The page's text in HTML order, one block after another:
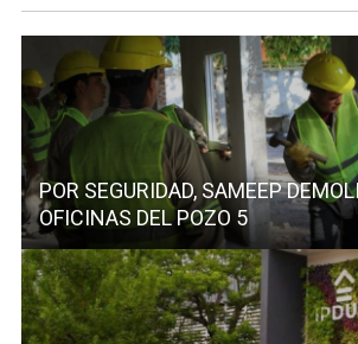
POR SEGURIDAD, SAMEEP
OFICINAS DEL POZO 5